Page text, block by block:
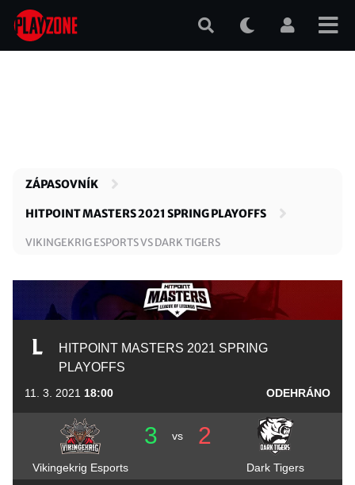
Přejít
hlavnímu
ZÁPASOVNÍK
HITPOINT MASTERS 2021 SPRING PLAYOFFS
VIKINGEKRIG ESPORTS VS DARK TIGERS
HITPOINT MASTERS 2021 SPRING
PLAYOFFS
11. 3. 2021 18:00 ODEHRÁNO
3 vs 2
Vikingekrig Esports Dark Tigers